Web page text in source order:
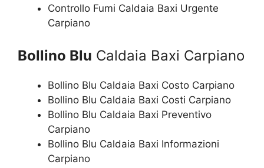
Controllo Fumi Caldaia Baxi Urgente
Carpiano
Bollino Blu Caldaia Baxi Carpiano
Bollino Blu Caldaia Baxi Costo Carpiano
Bollino Blu Caldaia Baxi Costi Carpiano
Bollino Blu Caldaia Baxi Preventivo
Carpiano
Bollino Blu Caldaia Baxi Informazioni
Carpiano